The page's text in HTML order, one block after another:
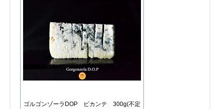
ゴルゴンゾーラDOP ピカンテ 300g(不定